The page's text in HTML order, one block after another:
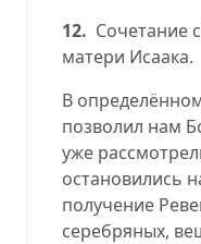
12. Сочетание
матери Исаака.
В
позволил нам
уже
остановились
получение
серебряных,